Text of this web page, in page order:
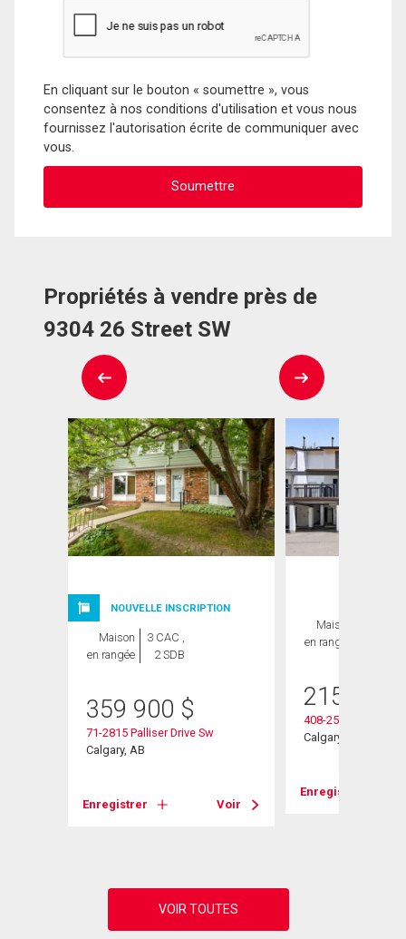
En cliquant sur le bouton « soumettre », vous
consentez à nos conditions d'utilisation et vous nous
fournissez l'autorisation écrite de communiquer avec
vous.
Propriétés à vendre près de
9304 26 Street SW
NOUVELLE INSCRIPTION
Maison
en rangée
3 CAC ,
2 SDB
359 900 $
71-2815 Palliser Drive Sw
Calgary, AB
Enregistrer Voir
Maison
en rangée
215 000
408-2520 Palliser
Calgary, AB
Enregistrer